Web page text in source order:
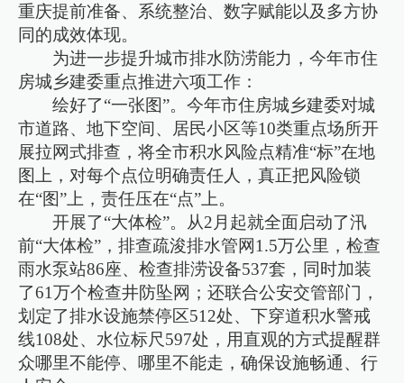
重庆提前准备、系统整治、数字赋能以及多方协
同的成效体现。
为进一步提升城市排水防涝能力，今年市住
房城乡建委重点推进六项工作：
绘好了“一张图”。今年市住房城乡建委对城
市道路、地下空间、居民小区等10类重点场所开
展拉网式排查，将全市积水风险点精准“标”在地
图上，对每个点位明确责任人，真正把风险锁
在“图”上，责任压在“点”上。
开展了“大体检”。从2月起就全面启动了汛
前“大体检”，排查疏浚排水管网1.5万公里，检查
雨水泵站86座、检查排涝设备537套，同时加装
了61万个检查井防坠网；还联合公安交管部门，
划定了排水设施禁停区512处、下穿道积水警戒
线108处、水位标尺597处，用直观的方式提醒群
众哪里不能停、哪里不能走，确保设施畅通、行